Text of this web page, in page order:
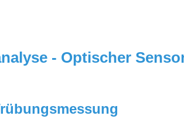
- Optischer